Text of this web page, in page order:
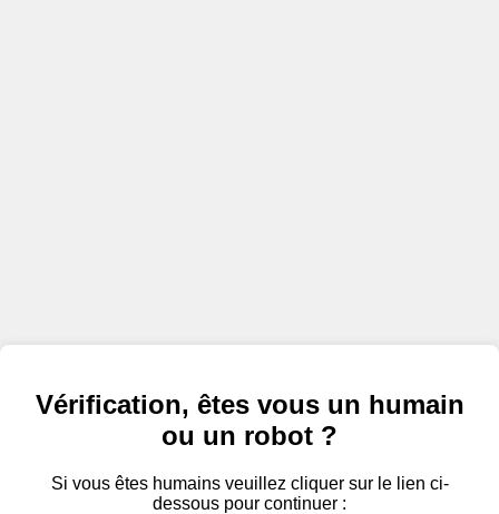
Vérification, êtes vous un humain
ou un robot ?
Si vous êtes humains veuillez cliquer sur le lien ci-
dessous pour continuer :